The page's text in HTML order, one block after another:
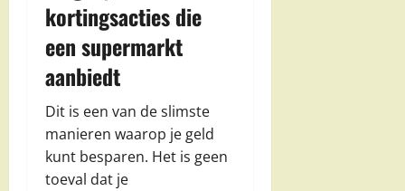
kortingsacties die
een supermarkt
aanbiedt
Dit is een van de slimste
manieren waarop je geld
kunt besparen. Het is geen
toeval dat je